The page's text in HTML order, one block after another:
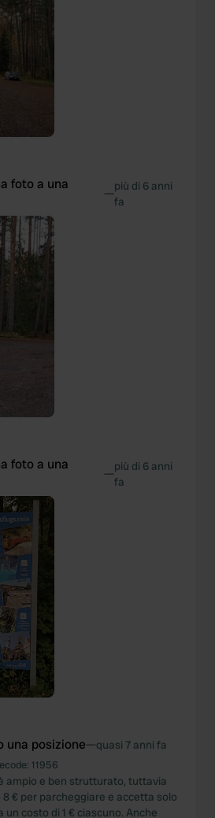
foto a una
—più di 6 anni
fa
foto a una
—più di 6 anni
fa
una posizione—quasi 7 anni fa
11956
ampio e ben strutturato, tuttavia
8 € per parcheggiare e accetta solo
un costo di 1 € ciascuno. Anche